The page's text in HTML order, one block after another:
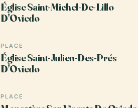
Église Saint-Michel-De-Lillo
D'Oviedo
PLACE
Église Saint-Julien-Des-Prés
D'Oviedo
PLACE